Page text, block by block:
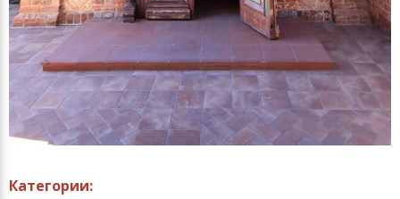
Категории: